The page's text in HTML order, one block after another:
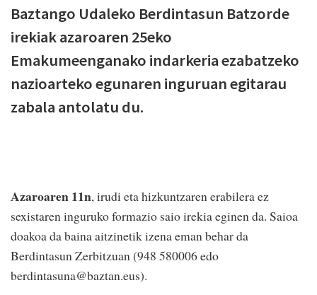
Baztango Udaleko Berdintasun Batzorde
irekiak azaroaren 25eko
Emakumeenganako indarkeria ezabatzeko
nazioarteko egunaren inguruan egitarau
zabala antolatu du.
Azaroaren 11n, irudi eta hizkuntzaren erabilera ez
sexistaren inguruko formazio saio irekia eginen da. Saioa
doakoa da baina aitzinetik izena eman behar da
Berdintasun Zerbitzuan (948 580006 edo
berdintasuna@baztan.eus).